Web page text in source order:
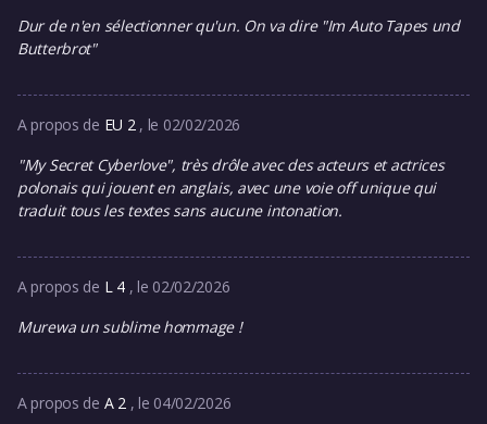
Dur de n'en sélectionner qu'un. On va dire "Im Auto Tapes und
Butterbrot"
A propos de EU 2 , le 02/02/2026
"My Secret Cyberlove", très drôle avec des acteurs et actrices
polonais qui jouent en anglais, avec une voie off unique qui
traduit tous les textes sans aucune intonation.
A propos de L 4 , le 02/02/2026
Murewa un sublime hommage !
A propos de A 2 , le 04/02/2026